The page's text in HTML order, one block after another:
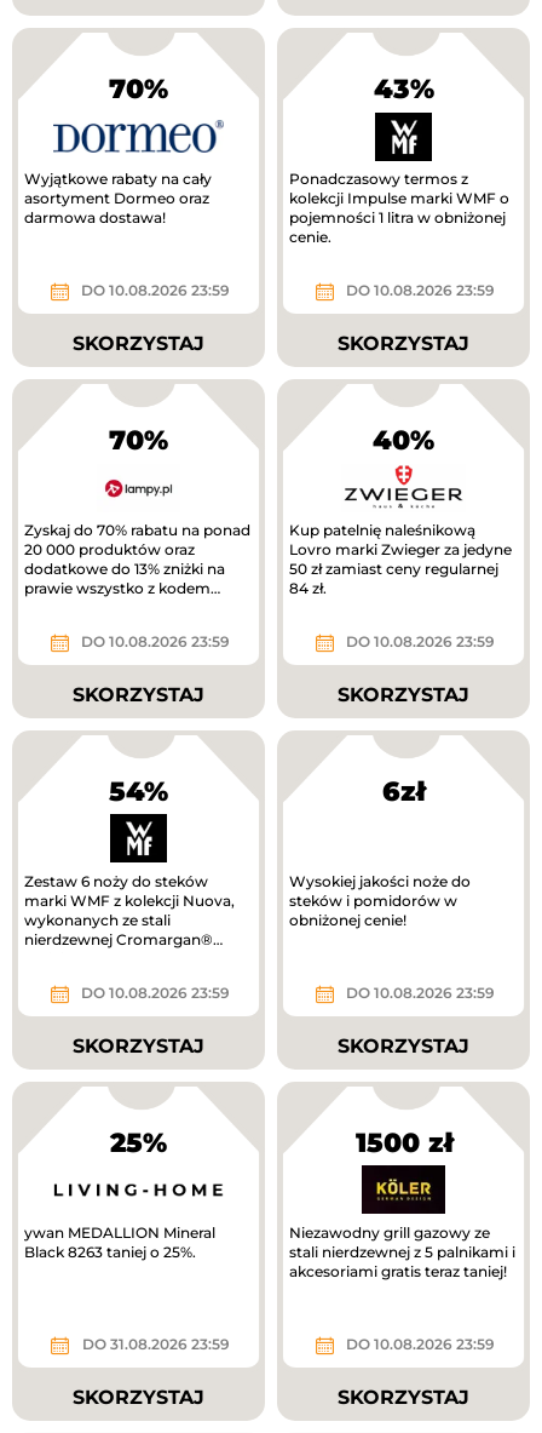
70%
Wyjątkowe rabaty na cały
asortyment Dormeo oraz
darmowa dostawa!
DO 10.08.2026 23:59
SKORZYSTAJ
43%
Ponadczasowy termos z
kolekcji Impulse marki WMF o
pojemności 1 litra w obniżonej
cenie.
DO 10.08.2026 23:59
SKORZYSTAJ
70%
Zyskaj do 70% rabatu na ponad
20 000 produktów oraz
dodatkowe do 13% zniżki na
prawie wszystko z kodem
DO 10.08.2026 23:59
SKORZYSTAJ
40%
Kup patelnię naleśnikową
Lovro marki Zwieger za jedyne
50 zł zamiast ceny regularnej
84 zł.
DO 10.08.2026 23:59
SKORZYSTAJ
54%
Zestaw 6 noży do steków
marki WMF z kolekcji Nuova,
wykonanych ze stali
nierdzewnej Cromargan®
DO 10.08.2026 23:59
SKORZYSTAJ
6zł
Wysokiej jakości noże do
steków i pomidorów w
obniżonej cenie!
DO 10.08.2026 23:59
SKORZYSTAJ
25%
ywan MEDALLION Mineral
Black 8263 taniej o 25%.
DO 31.08.2026 23:59
SKORZYSTAJ
1500 zł
Niezawodny grill gazowy ze
stali nierdzewnej z 5 palnikami i
akcesoriami gratis teraz taniej!
DO 10.08.2026 23:59
SKORZYSTAJ